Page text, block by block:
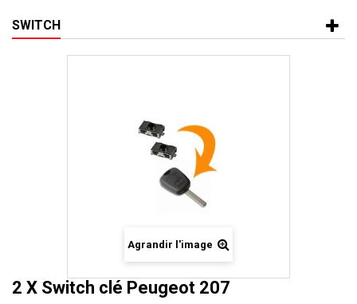
SWITCH
Agrandir l'image
2 X Switch clé Peugeot 207